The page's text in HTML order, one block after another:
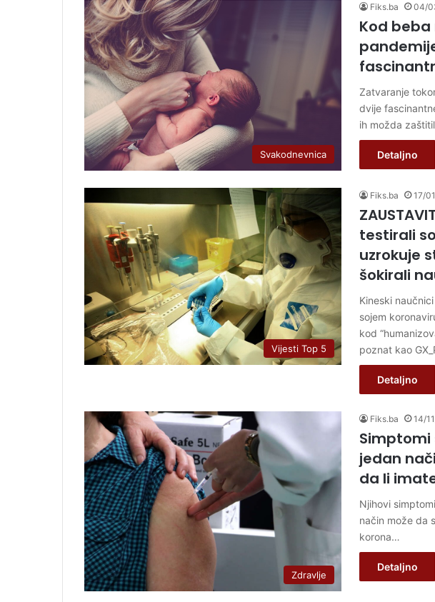
Svakodnevnica
Fiks.ba 04/
Kod
Zatvaranje
dvije
ih možda
Detaljno
Vijesti Top 5
Fiks.ba 17/
testirali
uzrokuje
šokirali
Kineski
sojem
kod
poznat kao
Detaljno
Zdravlje
Fiks.ba 14/
Simptomi
jedan
da li
Njihovi
način može da
korona…
Detaljno